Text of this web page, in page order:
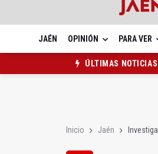
JAÉN OPINIÓN PARA VER
ÚLTIMAS NOTICIAS
Inicio Jaén